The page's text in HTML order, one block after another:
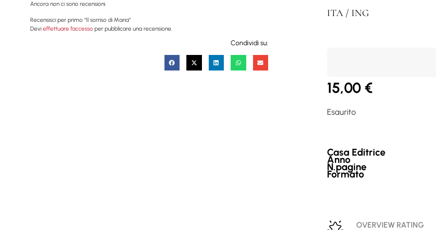
Ancora non ci sono recensioni.
Recensisci per primo “Il sorriso di Maria”
Devi effettuare l’accesso per pubblicare una recensione.
Condividi su:
ITA / ING
15,00 €
Esaurito
Casa Editrice
Anno
N.pagine
Formato
OVERVIEW RATING